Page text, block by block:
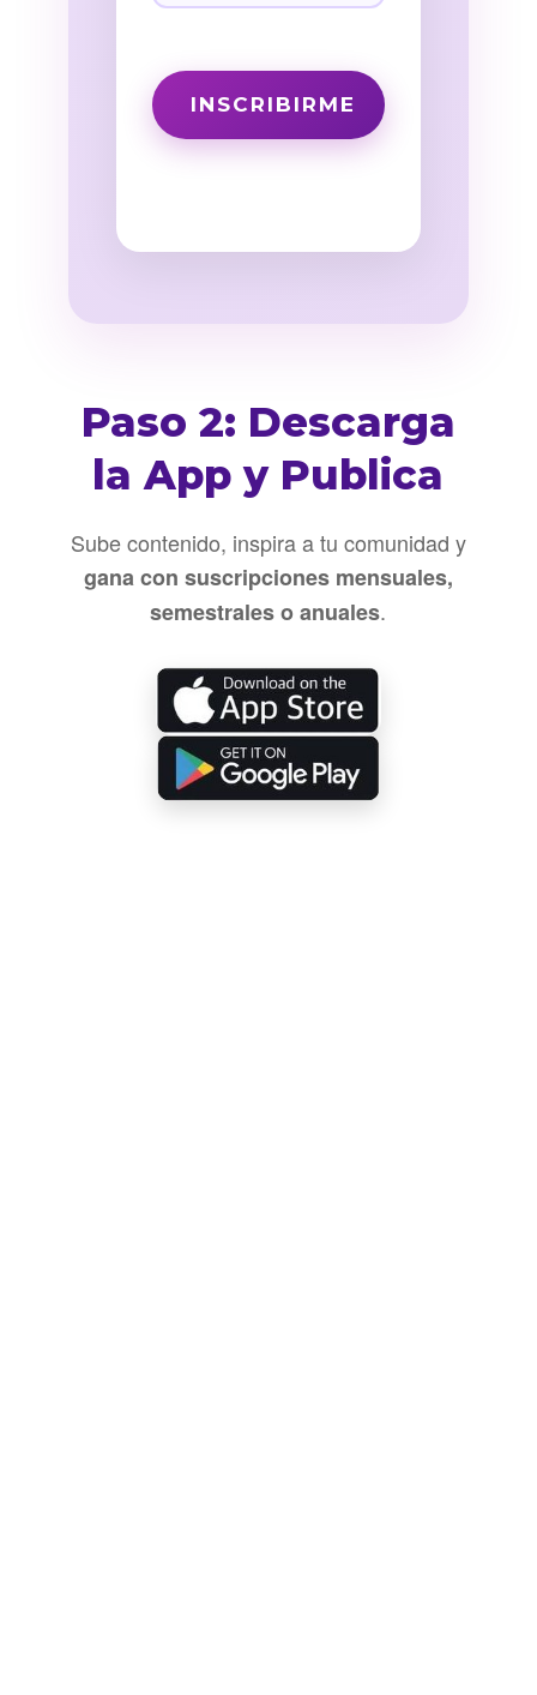
Paso 2: Descarga
la App y Publica
Sube contenido, inspira a tu comunidad y
gana con suscripciones mensuales,
semestrales o anuales.